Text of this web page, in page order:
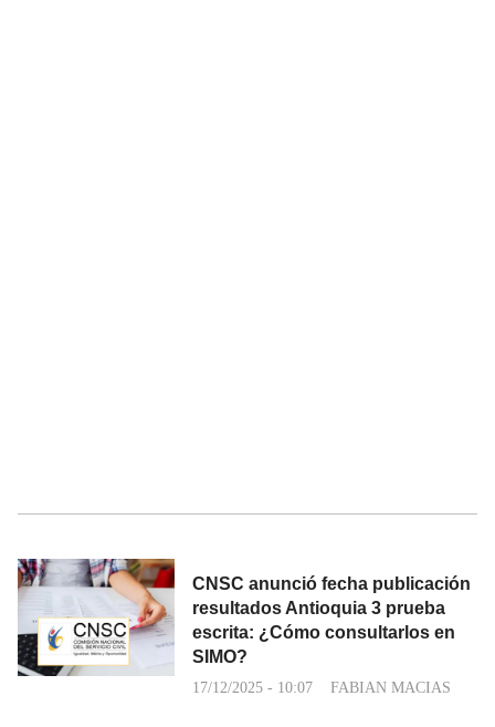
CNSC anunció fecha publicación
resultados Antioquia 3 prueba
escrita: ¿Cómo consultarlos en
SIMO?
17/12/2025 - 10:07 FABIAN MACIAS